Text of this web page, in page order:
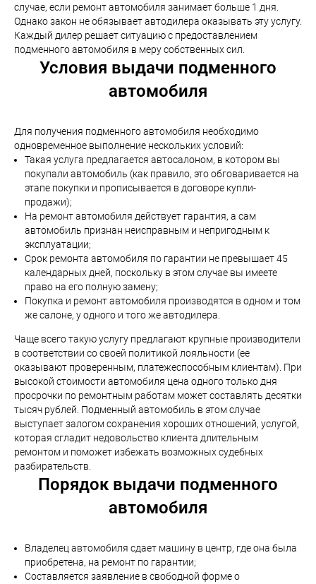
случае, если ремонт автомобиля занимает больше 1 дня.
Однако закон не обязывает автодилера оказывать эту услугу.
Каждый дилер решает ситуацию с предоставлением
подменного автомобиля в меру собственных сил.
Условия выдачи подменного
автомобиля
Для получения подменного автомобиля необходимо
одновременное выполнение нескольких условий:
Такая услуга предлагается автосалоном, в котором вы
покупали автомобиль (как правило, это обговаривается на
этапе покупки и прописывается в договоре купли-
продажи);
На ремонт автомобиля действует гарантия, а сам
автомобиль признан неисправным и непригодным к
эксплуатации;
Срок ремонта автомобиля по гарантии не превышает 45
календарных дней, поскольку в этом случае вы имеете
право на его полную замену;
Покупка и ремонт автомобиля производятся в одном и том
же салоне, у одного и того же автодилера.
Чаще всего такую услугу предлагают крупные производители
в соответствии со своей политикой лояльности (ее
оказывают проверенным, платежеспособным клиентам). При
высокой стоимости автомобиля цена одного только дня
просрочки по ремонтным работам может составлять десятки
тысяч рублей. Подменный автомобиль в этом случае
выступает залогом сохранения хороших отношений, услугой,
которая сгладит недовольство клиента длительным
ремонтом и поможет избежать возможных судебных
разбирательств.
Порядок выдачи подменного
автомобиля
Владелец автомобиля сдает машину в центр, где она была
приобретена, на ремонт по гарантии;
Составляется заявление в свободной форме о